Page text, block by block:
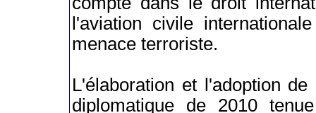
l'aviation civile
menace terroriste.
L'élaboration et l'adoption
diplomatique de 2010